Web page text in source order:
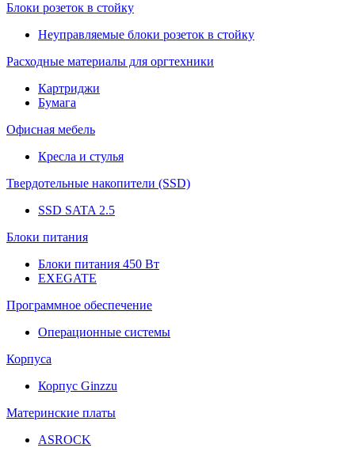
Блоки розеток в стойку
Неуправляемые блоки розеток в стойку
Расходные материалы для оргтехники
Картриджи
Бумага
Офисная мебель
Кресла и стулья
Твердотельные накопители (SSD)
SSD SATA 2.5
Блоки питания
Блоки питания 450 Вт
EXEGATE
Программное обеспечение
Операционные системы
Корпуса
Корпус Ginzzu
Материнские платы
ASROCK